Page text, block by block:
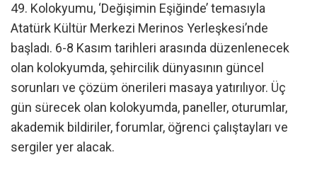
49. Kolokyumu, ‘Değişimin Eşiğinde’ temasıyla
Atatürk Kültür Merkezi Merinos Yerleşkesi’nde
başladı. 6-8 Kasım tarihleri arasında düzenlenecek
olan kolokyumda, şehircilik dünyasının güncel
sorunları ve çözüm önerileri masaya yatırılıyor. Üç
gün sürecek olan kolokyumda, paneller, oturumlar,
akademik bildiriler, forumlar, öğrenci çalıştayları ve
sergiler yer alacak.